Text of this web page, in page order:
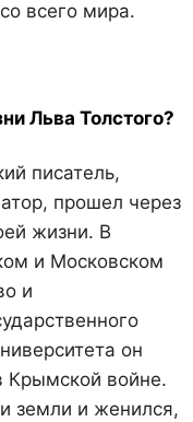
всего мира.
Льва Толстого?
писатель,
прошел через
жизни. В
и Московском
и
он
Крымской войне.
земли и женился,